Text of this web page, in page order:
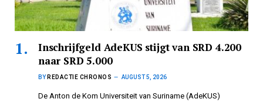
Inschrijfgeld AdeKUS stijgt van SRD 4.200
naar SRD 5.000
BY REDACTIE CHRONOS AUGUST 5, 2026
De Anton de Kom Universiteit van Suriname (AdeKUS)